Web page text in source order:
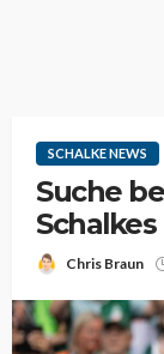
SCHALKE NEWS
Suche
Chris Braun